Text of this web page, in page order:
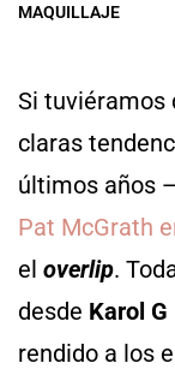
MAQUILLAJE
Si tuviéramos
claras
últimos años
Pat McGrath
el overlip.
desde Karol G
rendido a los